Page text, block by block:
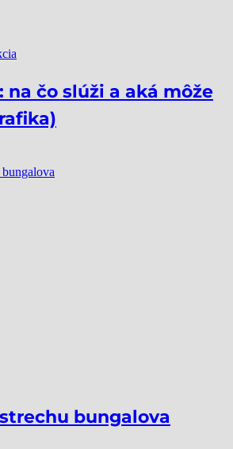
na čo slúži a aká môže
bungalova